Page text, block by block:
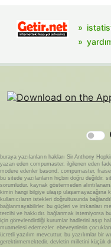
buraya yazılanların hakları Sir Anthony
yazan eden compumaster, ilgilenen eden
modere edenler basond, compumaster,
bu sitede yazılanların hiçbiri doğru değildir.
sorumludur. kaynak göstermeden
kimin hangi bilgiye ulaşıp ulaşamayacağına
kullanıcıların istekleri doğrultusunda
bağlanmayabilirler. bu güçleri ve imkanları
tercihi ve hakkıdır. bağlanmak istemiyorsa
için görevlendirdiği kurumlar hadlerini aşıp
muamelesi edemezler. ebeveynlerin
ücretli yazılım mevcuttur. bu yazılımlar bir
gerektirmemektedir. devletin milletini küçük